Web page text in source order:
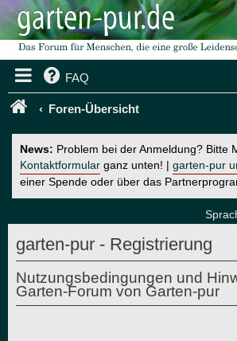
FAQ
Foren-Übersicht
News: Problem bei der Anmeldung? Bitte
Kontaktformular ganz unten! | garten-pur
einer Spende oder über das
garten-pur - Registrierung
Nutzungsbedingungen und
Garten-Forum von Garten-pur